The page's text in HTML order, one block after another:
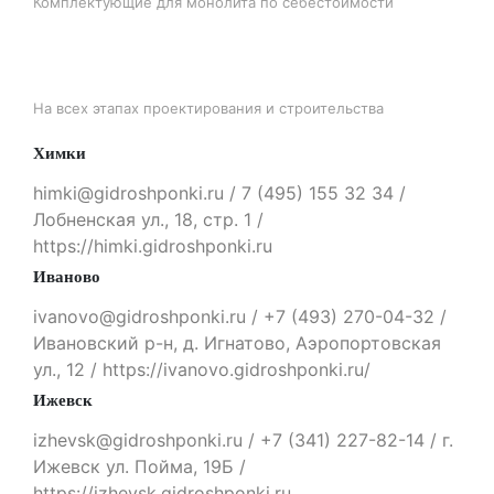
На всех этапах проектирования и строительства
Химки
himki@gidroshponki.ru / 7 (495) 155 32 34 /
Лобненская ул., 18, стр. 1 /
https://himki.gidroshponki.ru
Иваново
ivanovo@gidroshponki.ru / +7 (493) 270-04-32 /
Ивановский р-н, д. Игнатово, Аэропортовская
ул., 12 / https://ivanovo.gidroshponki.ru/
Ижевск
izhevsk@gidroshponki.ru / +7 (341) 227-82-14 / г.
Ижевск ул. Пойма, 19Б /